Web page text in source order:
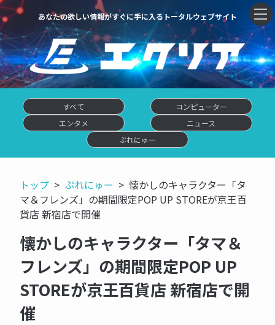
あなたの欲しい情報がすぐに手に入るトータルウェブサイト
すべて
コンピューター
エンタメ
ニュース
ぷれにゅー
トップ ぷれにゅー
懐かしのキャラクター「タ
マ＆フレンズ」の期間限定POP UP STOREが京王百
貨店 新宿店で開催
懐かしのキャラクター「タマ＆
フレンズ」の期間限定POP UP
STOREが京王百貨店 新宿店で開
催